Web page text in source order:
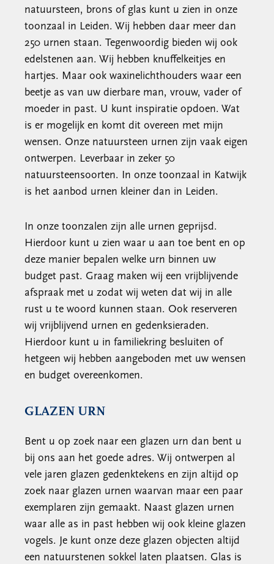
natuursteen, brons of glas kunt u zien in onze
toonzaal in Leiden. Wij hebben daar meer dan
250 urnen staan. Tegenwoordig bieden wij ook
edelstenen aan. Wij hebben knuffelkeitjes en
hartjes. Maar ook waxinelichthouders waar een
beetje as van uw dierbare man, vrouw, vader of
moeder in past. U kunt inspiratie opdoen. Wat
is er mogelijk en komt dit overeen met mijn
wensen. Onze natuursteen urnen zijn vaak eigen
ontwerpen. Leverbaar in zeker 50
natuursteensoorten. In onze toonzaal in Katwijk
is het aanbod urnen kleiner dan in Leiden.
In onze toonzalen zijn alle urnen geprijsd.
Hierdoor kunt u zien waar u aan toe bent en op
deze manier bepalen welke urn binnen uw
budget past. Graag maken wij een vrijblijvende
afspraak met u zodat wij weten dat wij in alle
rust u te woord kunnen staan. Ook reserveren
wij vrijblijvend urnen en gedenksieraden.
Hierdoor kunt u in familiekring besluiten of
hetgeen wij hebben aangeboden met uw wensen
en budget overeenkomen.
GLAZEN URN
Bent u op zoek naar een glazen urn dan bent u
bij ons aan het goede adres. Wij ontwerpen al
vele jaren glazen gedenktekens en zijn altijd op
zoek naar glazen urnen waarvan maar een paar
exemplaren zijn gemaakt. Naast glazen urnen
waar alle as in past hebben wij ook kleine glazen
vogels. Je kunt onze deze glazen objecten altijd
een natuurstenen sokkel laten plaatsen. Glas is